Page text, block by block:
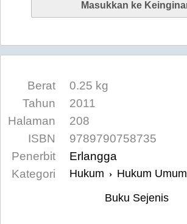
Berat
0.25 kg
Tahun
2011
Halaman
208
ISBN
9789790758735
Penerbit
Erlangga
Kategori
Hukum › Hukum Umum
Buku Sejenis